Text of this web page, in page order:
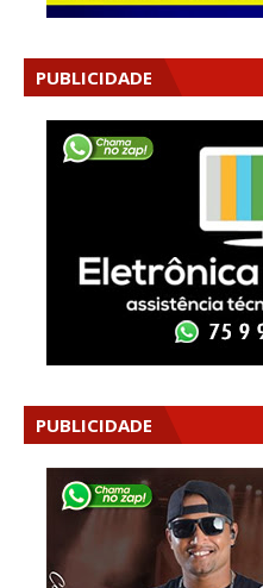
PUBLICIDADE
PUBLICIDADE